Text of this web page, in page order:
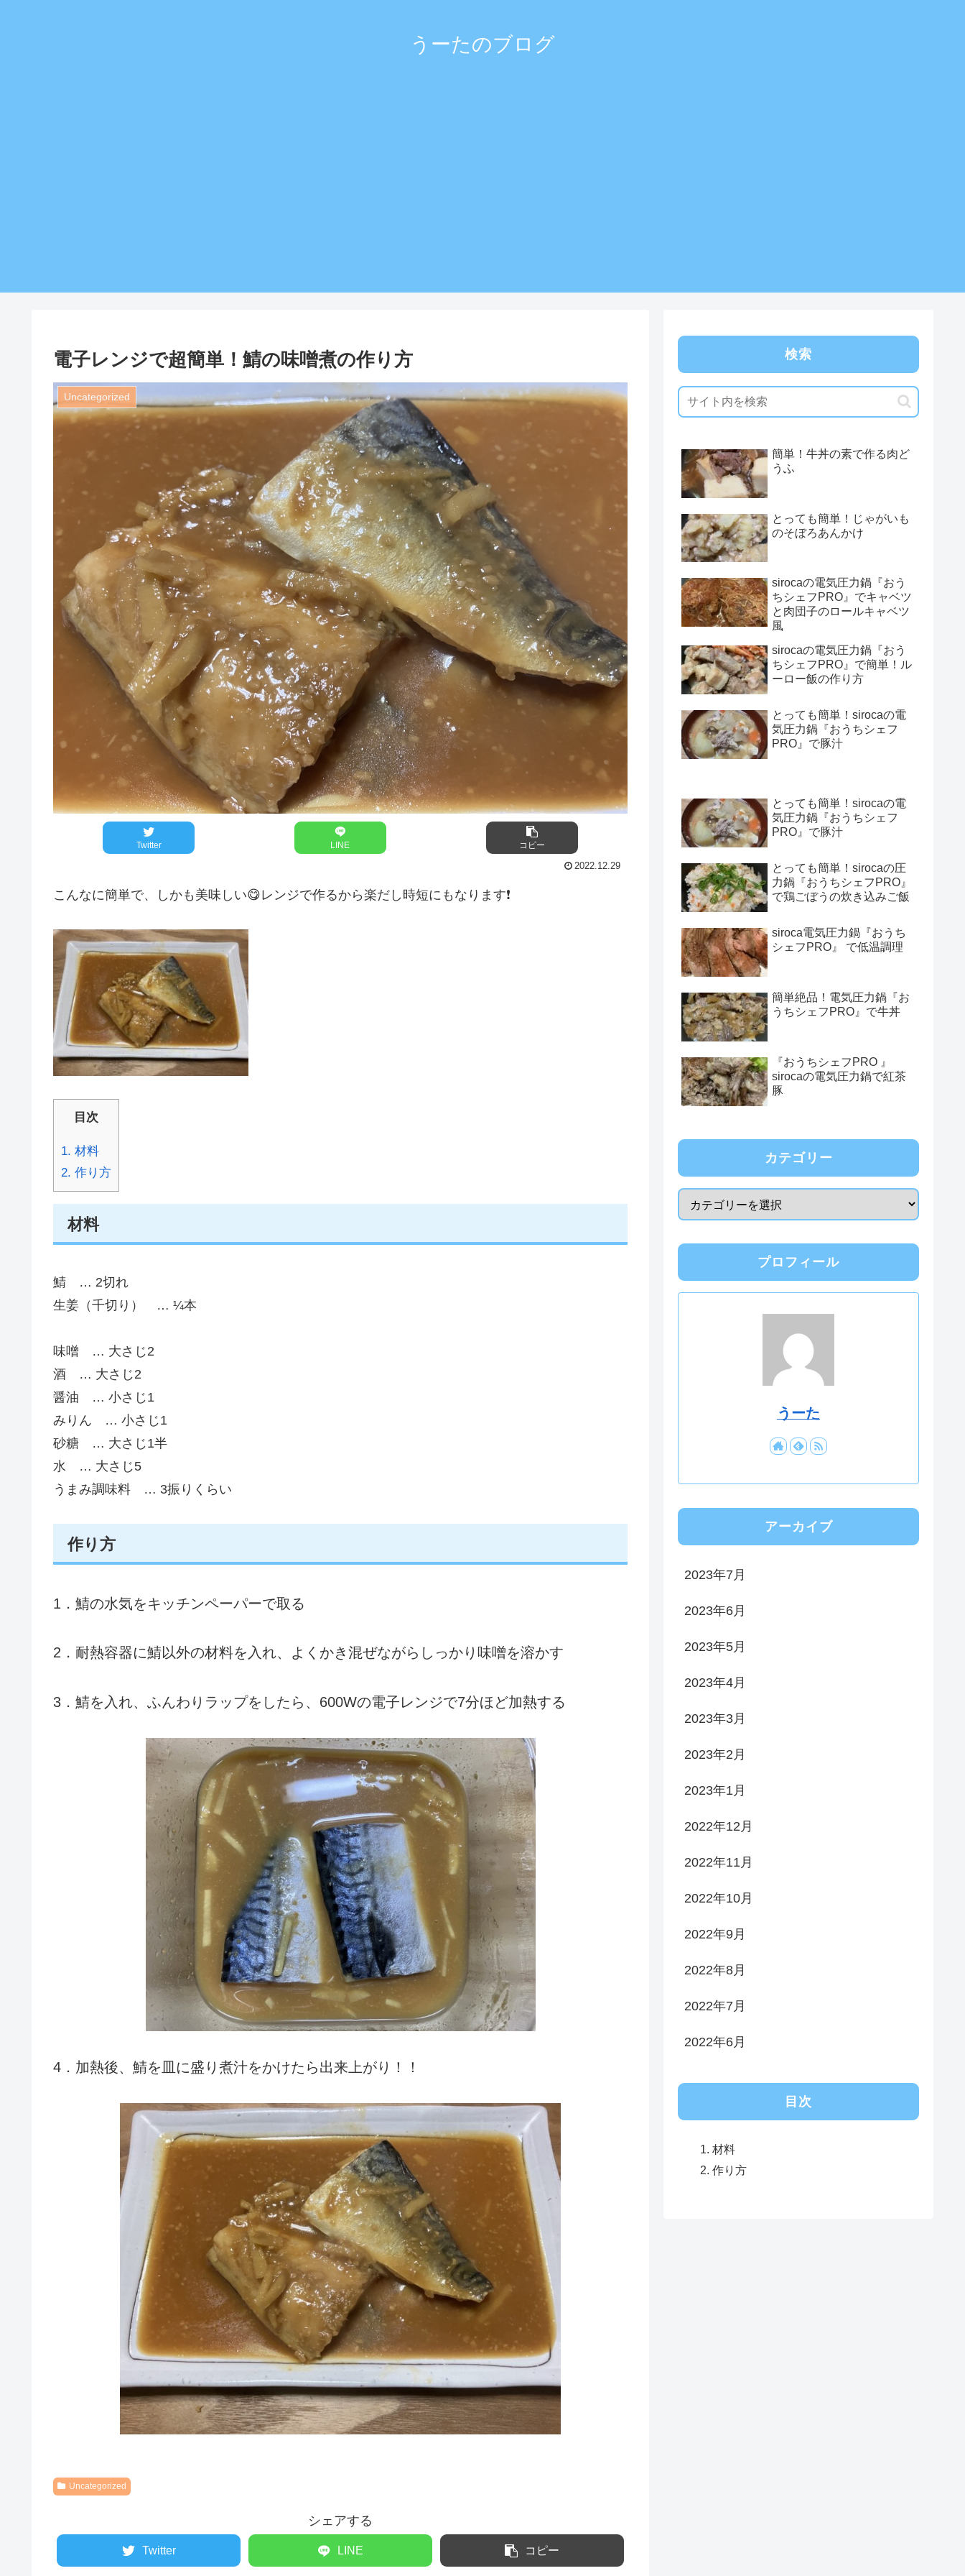
うーたのブログ
電子レンジで超簡単！鯖の味噌煮の作り方
Uncategorized
Twitter LINE コピー
2022.12.29
こんなに簡単で、しかも美味しい😋レンジで作るから楽だし時短にもなります❗️
目次
1. 材料
2. 作り方
材料
鯖 … 2切れ
生姜（千切り） … ¼本
味噌 … 大さじ2
酒 … 大さじ2
醤油 … 小さじ1
みりん … 小さじ1
砂糖 … 大さじ1半
水 … 大さじ5
うまみ調味料 … 3振りくらい
作り方
1．鯖の水気をキッチンペーパーで取る
2．耐熱容器に鯖以外の材料を入れ、よくかき混ぜながら しっかり味噌を溶かす
3．鯖を入れ、ふんわりラップをしたら、600Wの電子レンジで7分ほど加熱する
4．加熱後、鯖を皿に盛り煮汁をかけたら出来上がり！！
Uncategorized
シェアする
Twitter LINE コピー
検索
簡単！牛丼の素で作る肉ど
うふ
とっても簡単！じゃがいも
のそぼろあんかけ
sirocaの電気圧力鍋『おう
ちシェフPRO』でキャベツ
と肉団子のロールキャベツ
風
sirocaの電気圧力鍋『おう
ちシェフPRO』で簡単！ル
ーロー飯の作り方
とっても簡単！sirocaの電
気圧力鍋『おうちシェフ
PRO』で豚汁
とっても簡単！sirocaの電
気圧力鍋『おうちシェフ
PRO』で豚汁
とっても簡単！sirocaの圧
力鍋『おうちシェフPRO』
で鶏ごぼうの炊き込みご飯
siroca電気圧力鍋『おうち
シェフPRO』 で低温調理
簡単絶品！電気圧力鍋『お
うちシェフPRO』で牛丼
『おうちシェフPRO 』
sirocaの電気圧力鍋で紅茶
豚
カテゴリー
プロフィール
うーた
アーカイブ
2023年7月
2023年6月
2023年5月
2023年4月
2023年3月
2023年2月
2023年1月
2022年12月
2022年11月
2022年10月
2022年9月
2022年8月
2022年7月
2022年6月
目次
材料
作り方